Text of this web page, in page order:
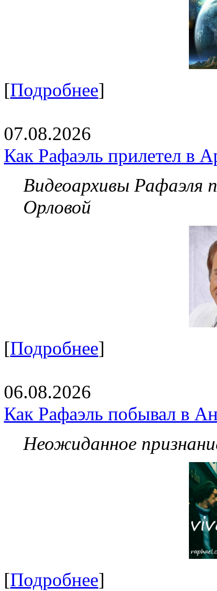
[Подробнее]
07.08.2026
Как Рафаэль прилетел в
Видеоархивы Рафаэля
Орловой
[Подробнее]
06.08.2026
Как Рафаэль побывал в
Неожиданное
[Подробнее]